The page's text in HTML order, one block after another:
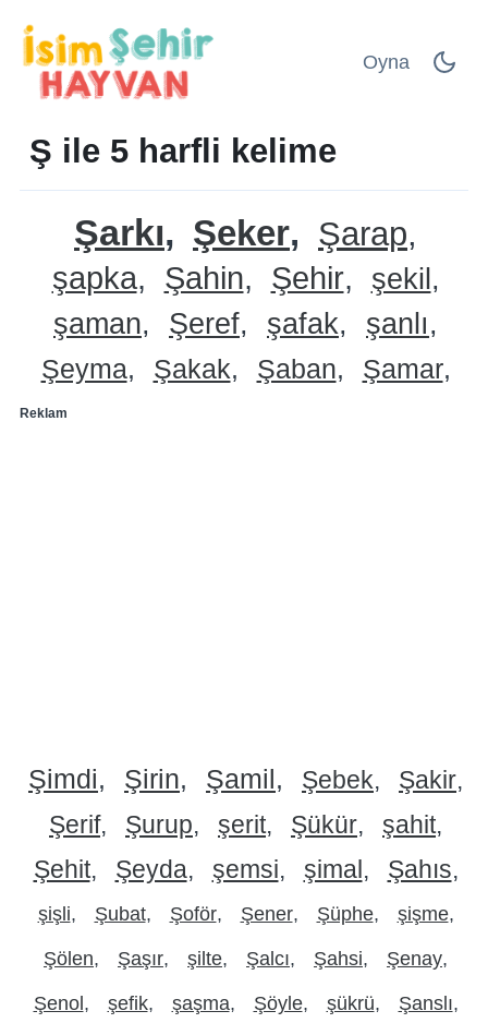
Oyna
Ş ile 5 harfli kelime
Şarkı Şeker Şarap
şapka Şahin Şehir
şekil
şaman
Şeref şafak şanlı
Şeyma Şakak Şaban Şamar
Reklam
Şimdi Şirin Şamil Şebek
Şakir
Şerif
Şurup şerit Şükür
şahit
Şehit
Şeyda şemsi şimal Şahıs
şişli Şubat Şoför Şener Şüphe şişme
Şölen Şaşır şilte Şalcı Şahsi Şenay
Şenol şefik şaşma Şöyle şükrü Şanslı